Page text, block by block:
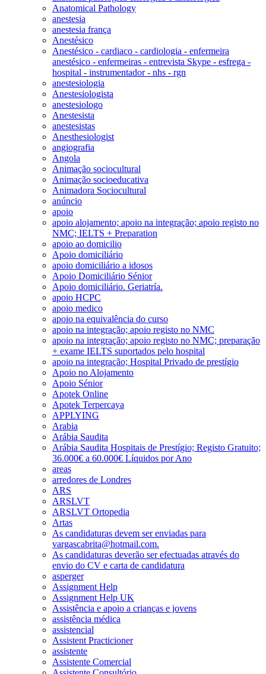
Anatomical Pathology
anestesia
anestesia frança
Anestésico
Anestésico - cardiaco - cardiologia - enfermeira
anestésico - enfermeiras - entrevista Skype - esfrega -
hospital - instrumentador - nhs - rgn
anestesiologia
Anestesiologista
anestesiologo
Anestesista
anestesistas
Anesthesiologist
angiografia
Angola
Animação sociocultural
Animação socioeducativa
Animadora Sociocultural
anúncio
apoio
apoio alojamento; apoio na integração; apoio registo no
NMC; IELTS + Preparation
apoio ao domicilio
Apoio domiciliário
apoio domiciliário a idosos
Apoio Domiciliário Sénior
Apoio domiciliário. Geriatría.
apoio HCPC
apoio medico
apoio na equivalência do curso
apoio na integração; apoio registo no NMC
apoio na integração; apoio registo no NMC; preparação
+ exame IELTS suportados pelo hospital
apoio na integração; Hospital Privado de prestígio
Apoio no Alojamento
Apoio Sénior
Apotek Online
Apotek Terpercaya
APPLYING
Arabia
Arábia Saudita
Arábia Saudita Hospitais de Prestígio; Registo Gratuito;
36.000€ a 60.000€ Líquidos por Ano
areas
arredores de Londres
ARS
ARSLVT
ARSLVT Ortopedia
Artas
As candidaturas devem ser enviadas para
vargascabrita@hotmail.com.
As candidaturas deverão ser efectuadas através do
envio do CV e carta de candidatura
asperger
Assignment Help
Assignment Help UK
Assistência e apoio a crianças e jovens
assistência médica
assistencial
Assistent Practicioner
assistente
Assistente Comercial